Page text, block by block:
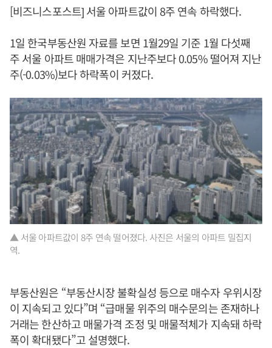
[비즈니스포스트] 서울 아파트값이 8주 연속 하락했다.
1일 한국부동산원 자료를 보면 1월29일 기준 1월 다섯째
주 서울 아파트 매매가격은 지난주보다 0.05% 떨어져 지난
주(-0.03%)보다 하락폭이 커졌다.
▲ 서울 아파트값이 8주 연속 떨어졌다. 사진은 서울의 아파트 밀집지
역.
부동산원은 “부동산시장 불확실성 등으로 매수자 우위시장
이 지속되고 있다”며 “급매물 위주의 매수문의는 존재하나
거래는 한산하고 매물가격 조정 및 매물적체가 지속돼 하락
폭이 확대됐다”고 설명했다.